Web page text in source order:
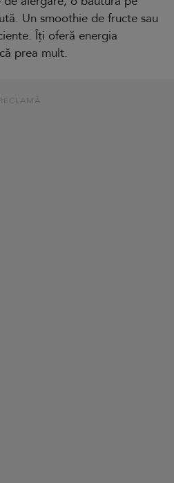
Un smoothie de fructe sau
Îți oferă energia
prea mult.